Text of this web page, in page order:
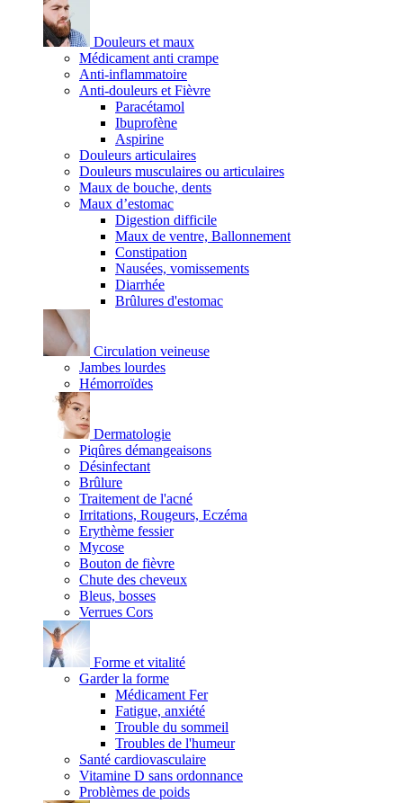
Douleurs et maux
Médicament anti crampe
Anti-inflammatoire
Anti-douleurs et Fièvre
Paracétamol
Ibuprofène
Aspirine
Douleurs articulaires
Douleurs musculaires ou articulaires
Maux de bouche, dents
Maux d’estomac
Digestion difficile
Maux de ventre, Ballonnement
Constipation
Nausées, vomissements
Diarrhée
Brûlures d'estomac
Circulation veineuse
Jambes lourdes
Hémorroïdes
Dermatologie
Piqûres démangeaisons
Désinfectant
Brûlure
Traitement de l'acné
Irritations, Rougeurs, Eczéma
Erythème fessier
Mycose
Bouton de fièvre
Chute des cheveux
Bleus, bosses
Verrues Cors
Forme et vitalité
Garder la forme
Médicament Fer
Fatigue, anxiété
Trouble du sommeil
Troubles de l'humeur
Santé cardiovasculaire
Vitamine D sans ordonnance
Problèmes de poids